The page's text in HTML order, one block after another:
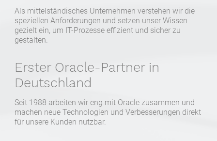
Als mittelständisches Unternehmen verstehen wir die
speziellen Anforderungen und setzen unser Wissen
gezielt ein, um IT-Prozesse effizient und sicher zu
gestalten.
Erster Oracle-Partner in
Deutschland
Seit 1988 arbeiten wir eng mit Oracle zusammen und
machen neue Technologien und Verbesserungen direkt
für unsere Kunden nutzbar.